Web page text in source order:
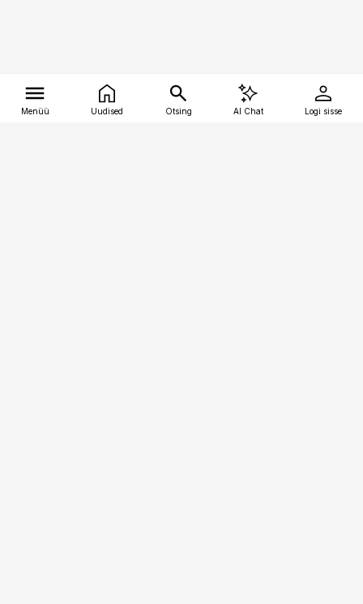
Menüü Uudised Otsing AI Chat Logi sisse